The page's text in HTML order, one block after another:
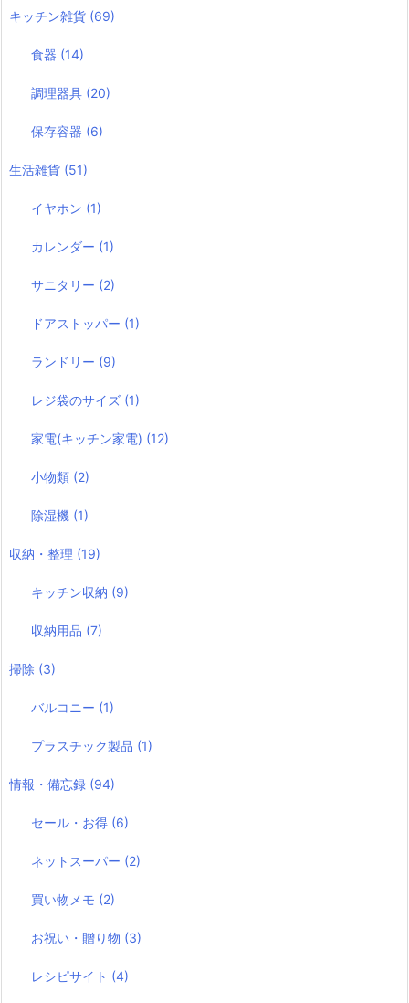
キッチン雑貨 (69)
食器 (14)
調理器具 (20)
保存容器 (6)
生活雑貨 (51)
イヤホン (1)
カレンダー (1)
サニタリー (2)
ドアストッパー (1)
ランドリー (9)
レジ袋のサイズ (1)
家電(キッチン家電) (12)
小物類 (2)
除湿機 (1)
収納・整理 (19)
キッチン収納 (9)
収納用品 (7)
掃除 (3)
バルコニー (1)
プラスチック製品 (1)
情報・備忘録 (94)
セール・お得 (6)
ネットスーパー (2)
買い物メモ (2)
お祝い・贈り物 (3)
レシピサイト (4)